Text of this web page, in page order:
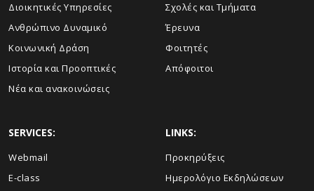
Διοικητικές Υπηρεσίες
Ανθρώπινο Δυναμικό
Κοινωνική Δράση
Ιστορία και Προοπτικές
Νέα και ανακοινώσεις
Σχολές και Τμήματα
Έρευνα
Φοιτητές
Απόφοιτοι
SERVICES:
Webmail
E-class
LINKS:
Προκηρύξεις
Ημερολόγιο Εκδηλώσεων